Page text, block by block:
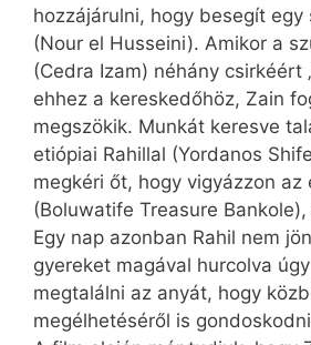
hozzájárulni, hogy besegít egy
(Nour el Hus­seini). Amikor a
(Cedra Izam) néhány csirkéért
ehhez a kereskedőhöz, Zain
megszökik. Munkát keresve
etiópiai Rahillal (Yordanos
megkéri őt, hogy vigyázzon az
(Boluwatife Treasure
Egy nap azonban Rahil nem
gyereket magával hurcolva
megtalálni az anyát, hogy
megélhetéséről is